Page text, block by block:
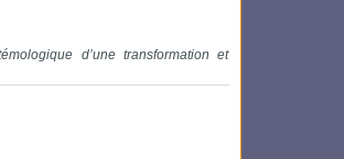
d’une transformation et